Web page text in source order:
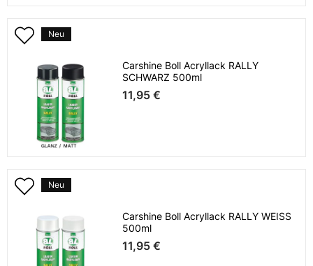
Neu
Carshine Boll Acryllack RALLY
SCHWARZ 500ml
11,95 €
Neu
Carshine Boll Acryllack RALLY WEISS
500ml
11,95 €